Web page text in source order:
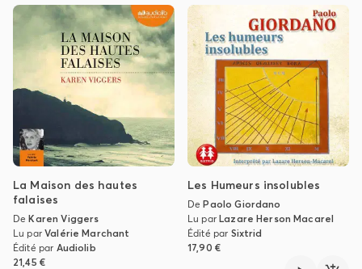
La Maison des hautes
falaises
DeKaren Viggers
Lu parValérie Marchant
Édité par Audiolib
21,45 €
Les Humeurs insolubles
DePaolo Giordano
Lu parLazare Herson Macarel
Édité par Sixtrid
17,90 €